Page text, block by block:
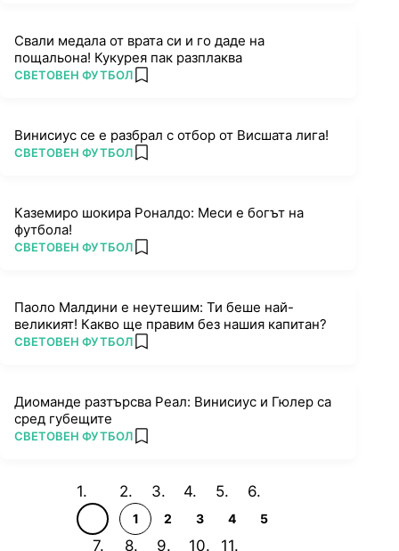
Свали медала от врата си и го даде на
пощальона! Кукурея пак разплаква
ПОВЕЧЕ ОТ
СВЕТОВЕН ФУТБОЛ add favorites
Винисиус се е разбрал с отбор от Висшата лига!
ПОВЕЧЕ ОТ
СВЕТОВЕН ФУТБОЛ add favorites
Каземиро шокира Роналдо: Меси е богът на
футбола!
ПОВЕЧЕ ОТ
СВЕТОВЕН ФУТБОЛ add favorites
Паоло Малдини е неутешим: Ти беше най-
великият! Какво ще правим без нашия капитан?
ПОВЕЧЕ ОТ
СВЕТОВЕН ФУТБОЛ add favorites
Диоманде разтърсва Реал: Винисиус и Гюлер са
сред губещите
ПОВЕЧЕ ОТ
СВЕТОВЕН ФУТБОЛ add favorites
1 2 3 4 5